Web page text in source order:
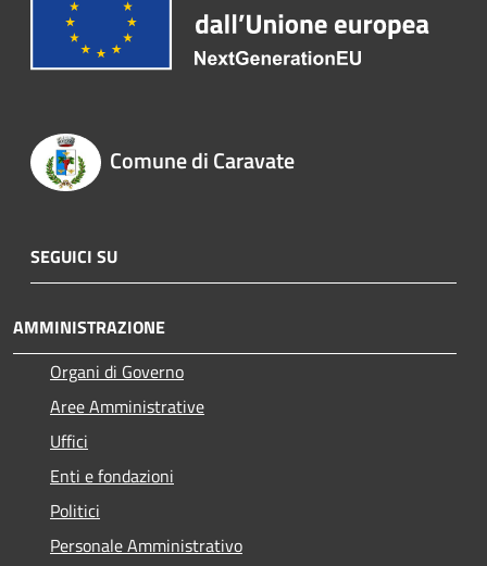
Comune di Caravate
SEGUICI SU
AMMINISTRAZIONE
Organi di Governo
Aree Amministrative
Uffici
Enti e fondazioni
Politici
Personale Amministrativo